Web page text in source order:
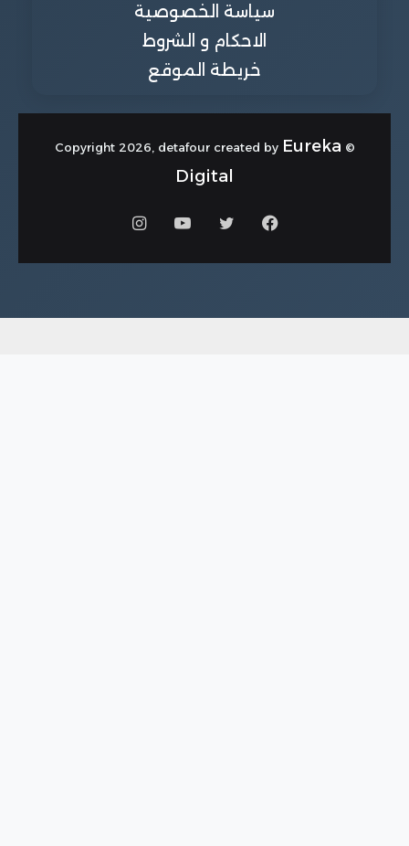
سياسة الخصوصية
الاحكام و الشروط
خريطة الموقع
© Copyright 2026, detafour created by
Eureka
Digital
فيسبوكتويتر يوتيوبانستقرام